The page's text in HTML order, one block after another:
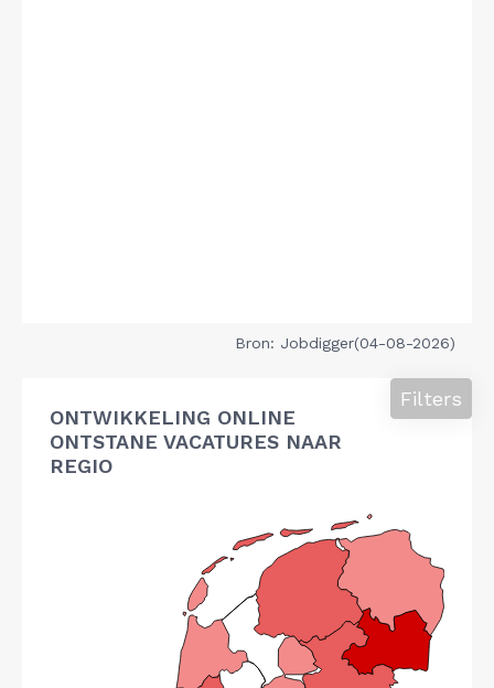
Bron: Jobdigger(04-08-2026)
ONTWIKKELING ONLINE
ONTSTANE VACATURES NAAR
REGIO
Filters